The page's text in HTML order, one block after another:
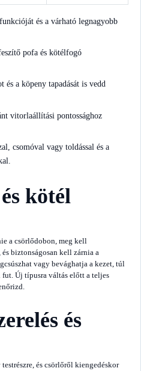
és a várható legnagyobb
pofa és kötélfogó
és a köpeny tapadását is vedd
vitorlaállítási pontossághoz
csomóval vagy toldással és a
kötél
a csörlődobon, meg kell
biztonságosan kell zárnia a
vagy bevághatja a kezet, túl
Új típusra váltás előtt a teljes
és
és csörlőről kiengedéskor